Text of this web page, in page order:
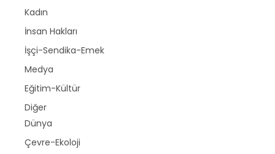
Kadın
İnsan Hakları
İşçi-Sendika-Emek
Medya
Eğitim-Kültür
Diğer
Dünya
Çevre-Ekoloji